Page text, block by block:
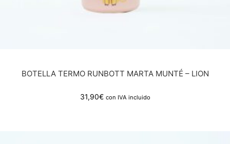
BOTELLA TERMO RUNBOTT MARTA MUNTÉ – LION
31,90€ con IVA incluido